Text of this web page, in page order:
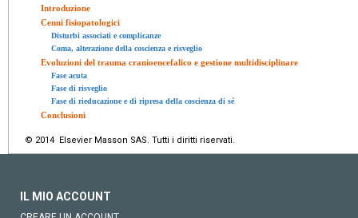
Introduzione
Cenni fisiopatologici
Disturbi associati e complicanze
Coma, alterazione della coscienza e risveglio
Evoluzioni del trauma cranioencefalico e gestione multidisciplinare
Fase acuta
Fase di risveglio
Fase di rieducazione e di ripresa della coscienza di sé
Conclusioni
© 2014 Elsevier Masson SAS. Tutti i diritti riservati.
IL MIO ACCOUNT